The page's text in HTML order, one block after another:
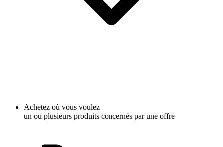
Achetez où vous voulez
un ou plusieurs produits concernés par une offre